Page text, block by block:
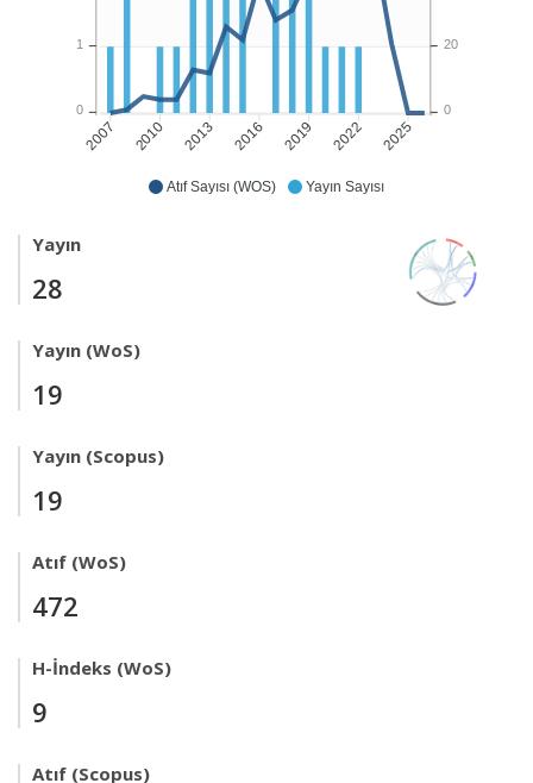
Atıf Sayısı (WOS) Yayın Sayısı
2007 2010 2013 2016 2019 2022 2025
20
0
1
0
Yayın
28
Yayın (WoS)
19
Yayın (Scopus)
19
Atıf (WoS)
472
H-İndeks (WoS)
9
Atıf (Scopus)